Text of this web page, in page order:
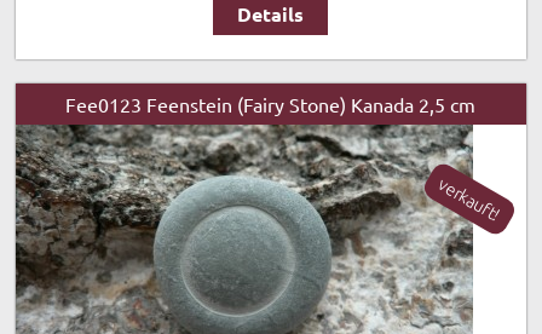
Details
Fee0123 Feenstein (Fairy Stone) Kanada 2,5 cm
verkauft!